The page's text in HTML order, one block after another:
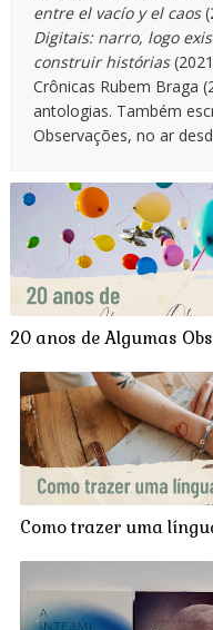
entre el vacío y el caos
Digitais: narro, logo
construir histórias
Crônicas Rubem Braga
antologias. Também
Observações, no ar
20 anos de Algumas
Como trazer uma